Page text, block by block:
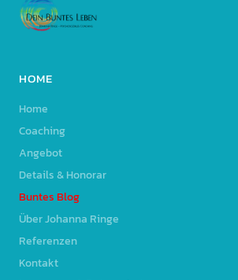
HOME
Home
Coaching
Angebot
Details & Honorar
Buntes Blog
Über Johanna Ringe
Referenzen
Kontakt